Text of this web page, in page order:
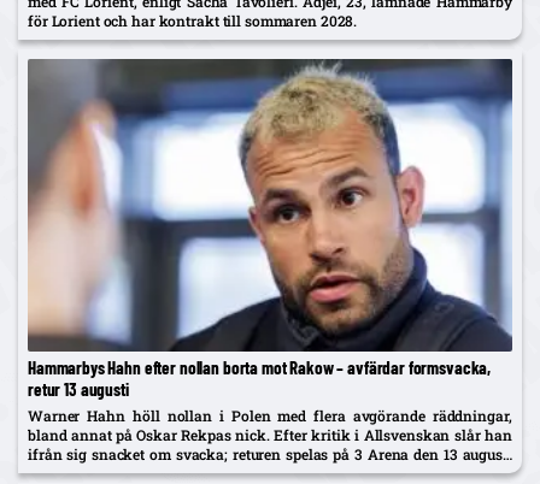
för Lorient och har kontrakt till sommaren 2028.
Hammarbys Hahn efter nollan borta mot Rakow – avfärdar formsvacka,
retur 13 augusti
Warner Hahn höll nollan i Polen med flera avgörande räddningar,
bland annat på Oskar Rekpas nick. Efter kritik i Allsvenskan slår han
ifrån sig snacket om svacka; returen spelas på 3 Arena den 13 augusti
och vinnaren går mot Žalgiris/Hajduk...